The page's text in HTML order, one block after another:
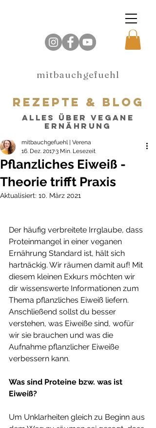
mitbauchgefuehl
Pflanzliches Eiweiß -
Theorie trifft Praxis
mitbauchgefuehl | Verena
16. Dez. 20173 Min. Lesezeit
Aktualisiert: 10. März 2021
Der häufig verbreitete Irrglaube, dass
Proteinmangel in einer veganen
Ernährung Standard ist, hält sich
hartnäckig. Wir räumen damit auf! Mit
diesem kleinen Exkurs möchten wir
dir wissenswerte Informationen zum
Thema pflanzliches Eiweiß liefern.
Anschließend sollst du besser
verstehen, was Eiweiße sind, wofür
wir sie brauchen und was die
Aufnahme pflanzlicher Eiweiße
verbessern kann.
Was sind Proteine bzw. was ist
Eiweiß?
Um Unklarheiten gleich zu Beginn aus
rezepte & blog
alles über vegane
Ernährung